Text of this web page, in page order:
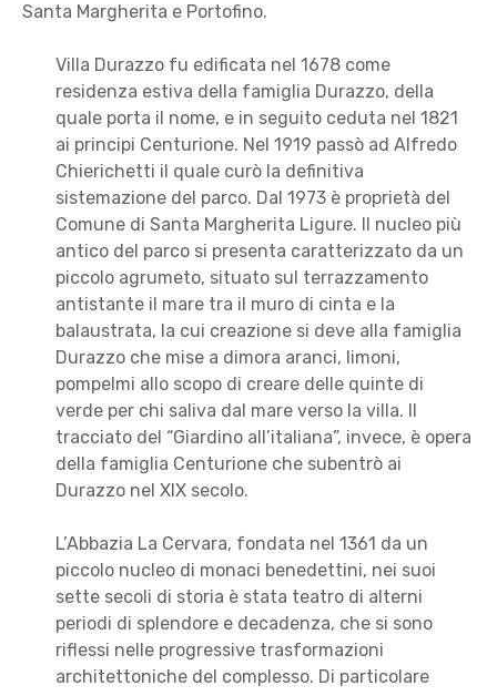
Santa Margherita e Portofino.
Villa Durazzo fu edificata nel 1678 come
residenza estiva della famiglia Durazzo, della
quale porta il nome, e in seguito ceduta nel 1821
ai principi Centurione. Nel 1919 passò ad Alfredo
Chierichetti il quale curò la definitiva
sistemazione del parco. Dal 1973 è proprietà del
Comune di Santa Margherita Ligure. Il nucleo più
antico del parco si presenta caratterizzato da un
piccolo agrumeto, situato sul terrazzamento
antistante il mare tra il muro di cinta e la
balaustrata, la cui creazione si deve alla famiglia
Durazzo che mise a dimora aranci, limoni,
pompelmi allo scopo di creare delle quinte di
verde per chi saliva dal mare verso la villa. Il
tracciato del “Giardino all’italiana”, invece, è opera
della famiglia Centurione che subentrò ai
Durazzo nel XIX secolo.
L’Abbazia La Cervara, fondata nel 1361 da un
piccolo nucleo di monaci benedettini, nei suoi
sette secoli di storia è stata teatro di alterni
periodi di splendore e decadenza, che si sono
riflessi nelle progressive trasformazioni
architettoniche del complesso. Di particolare